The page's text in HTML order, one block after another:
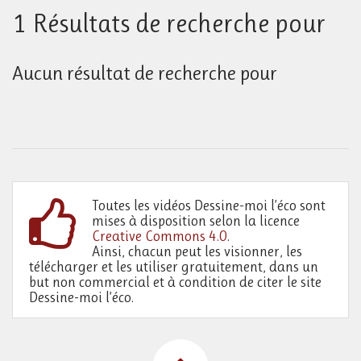
1 Résultats de recherche pour
Aucun résultat de recherche pour
Toutes les vidéos Dessine-moi l’éco sont
mises à disposition selon la licence
Creative Commons 4.0.
Ainsi, chacun peut les visionner, les
télécharger et les utiliser gratuitement, dans un
but non commercial et à condition de citer le site
Dessine-moi l’éco.